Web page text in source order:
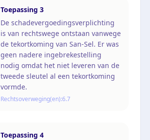
Toepassing 3
De schadevergoedingsverplichting
is van rechtswege ontstaan vanwege
de tekortkoming van San-Sel. Er was
geen nadere ingebrekestelling
nodig omdat het niet leveren van de
tweede sleutel al een tekortkoming
vormde.
Rechtsoverweging(en):6.7
Toepassing 4